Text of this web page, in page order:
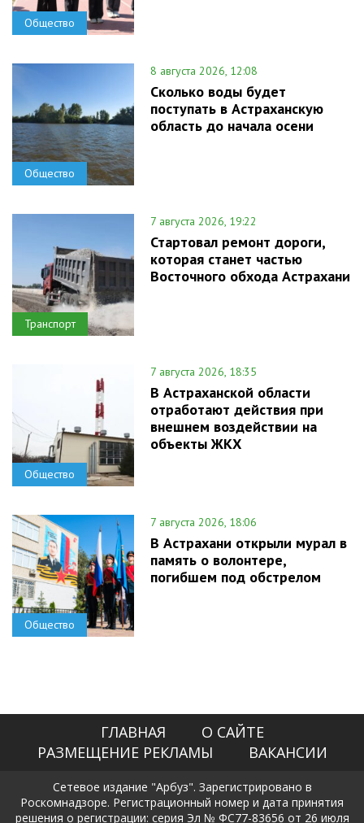
Общество
Общество
8 августа 2026, 12:08
Сколько воды будет
поступать в Астраханскую
область до начала осени
Транспорт
7 августа 2026, 19:22
Стартовал ремонт дороги,
которая станет частью
Восточного обхода Астрахани
Общество
7 августа 2026, 18:35
В Астраханской области
отработают действия при
внешнем воздействии на
объекты ЖКХ
Общество
7 августа 2026, 18:06
В Астрахани открыли мурал в
память о волонтере,
погибшем под обстрелом
ГЛАВНАЯ
О САЙТЕ
РАЗМЕЩЕНИЕ РЕКЛАМЫ
ВАКАНСИИ
Сетевое издание "Арбуз". Зарегистрировано в
Роскомнадзоре. Регистрационный номер и дата принятия
решения о регистрации: серия Эл № ФС77-83656 от 26 июля